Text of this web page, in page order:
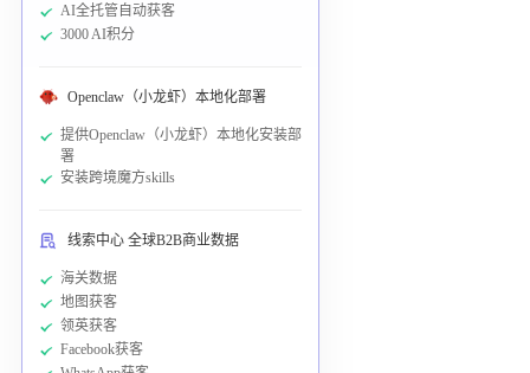
AI全托管自动获客
3000 AI积分
Openclaw（小龙虾）本地化部署
提供Openclaw（小龙虾）本地化安装部
署
安装跨境魔方skills
线索中心 全球B2B商业数据
海关数据
地图获客
领英获客
Facebook获客